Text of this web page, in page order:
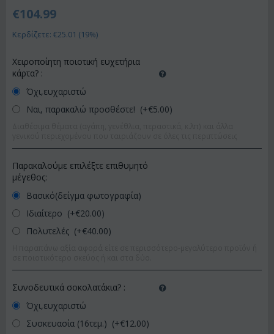
€104.99
Κερδίζετε: €25.01 (19%)
Χειροποίητη ποιοτική ευχετήρια
κάρτα? :
Όχι,ευχαριστώ
Ναι, παρακαλώ προσθέστε! (+€5.00)
Παρακαλούμε επιλέξτε επιθυμητό
μέγεθος:
Βασικό(δείγμα φωτογραφία)
Ιδιαίτερο (+€20.00)
Πολυτελές (+€40.00)
Συνοδευτικά σοκολατάκια? :
Όχι,ευχαριστώ
Συσκευασία (16τεμ.) (+€12.00)